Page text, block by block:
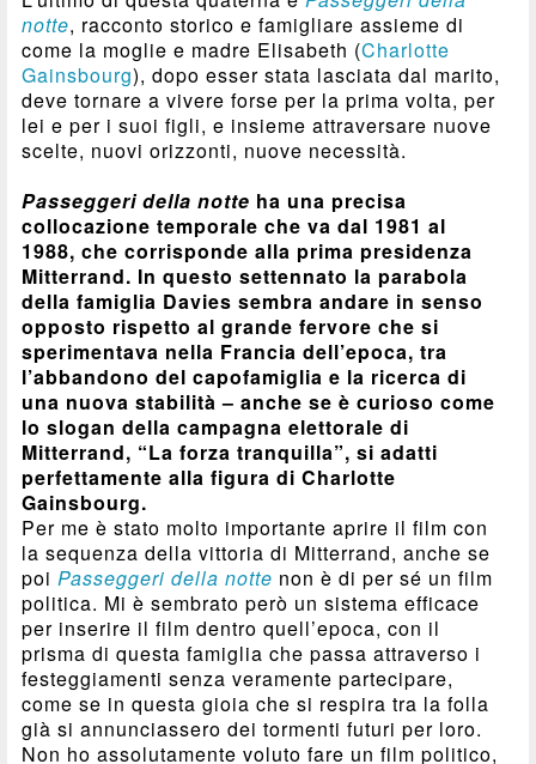
notte, racconto storico e famigliare assieme di
come la moglie e madre Elisabeth (Charlotte
Gainsbourg), dopo esser stata lasciata dal marito,
deve tornare a vivere forse per la prima volta, per
lei e per i suoi figli, e insieme attraversare nuove
scelte, nuovi orizzonti, nuove necessità.
Passeggeri della notte ha una precisa
collocazione temporale che va dal 1981 al
1988, che corrisponde alla prima presidenza
Mitterrand. In questo settennato la parabola
della famiglia Davies sembra andare in senso
opposto rispetto al grande fervore che si
sperimentava nella Francia dell’epoca, tra
l’abbandono del capofamiglia e la ricerca di
una nuova stabilità – anche se è curioso come
lo slogan della campagna elettorale di
Mitterrand, “La forza tranquilla”, si adatti
perfettamente alla figura di Charlotte
Gainsbourg.
Per me è stato molto importante aprire il film con
la sequenza della vittoria di Mitterrand, anche se
poiPasseggeri della notte non è di per sé un film
politica. Mi è sembrato però un sistema efficace
per inserire il film dentro quell’epoca, con il
prisma di questa famiglia che passa attraverso i
festeggiamenti senza veramente partecipare,
come se in questa gioia che si respira tra la folla
già si annunciassero dei tormenti futuri per loro.
Non ho assolutamente voluto fare un film politico,